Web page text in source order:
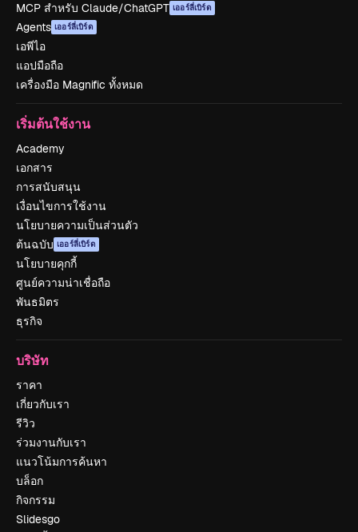
MCP สำหรับ Claude/ChatGPT เออร์ลี่เบิร์ด
Agents เออร์ลี่เบิร์ด
เอพีไอ
แอปมือถือ
เครื่องมือ Magnific ทั้งหมด
เริ่มต้นใช้งาน
Academy
เอกสาร
การสนับสนุน
เงื่อนไขการใช้งาน
นโยบายความเป็นส่วนตัว
ต้นฉบับ เออร์ลี่เบิร์ด
นโยบายคุกกี้
ศูนย์ความน่าเชื่อถือ
พันธมิตร
ธุรกิจ
บริษัท
ราคา
เกี่ยวกับเรา
รีวิว
ร่วมงานกับเรา
แนวโน้มการค้นหา
บล็อก
กิจกรรม
Slidesgo